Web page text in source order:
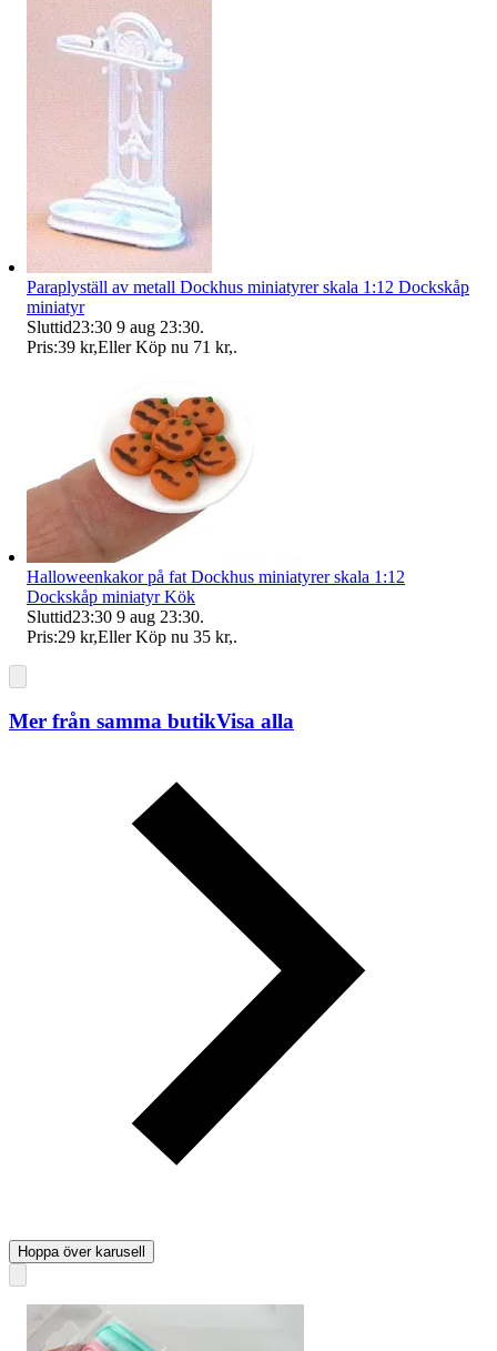
Paraplyställ av metall Dockhus miniatyrer skala 1:12 Dockskåp
miniatyr
Sluttid23:30 9 aug 23:30.
Pris:39 kr,Eller Köp nu 71 kr,.
Halloweenkakor på fat Dockhus miniatyrer skala 1:12
Dockskåp miniatyr Kök
Sluttid23:30 9 aug 23:30.
Pris:29 kr,Eller Köp nu 35 kr,.
Mer från samma butikVisa alla
Hoppa över karusell